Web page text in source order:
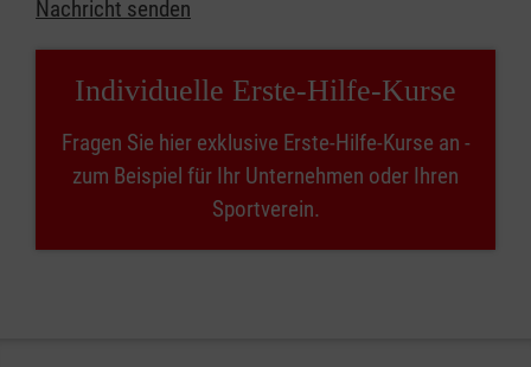
Nachricht senden
Individuelle Erste-Hilfe-Kurse
Fragen Sie hier exklusive Erste-Hilfe-Kurse an -
zum Beispiel für Ihr Unternehmen oder Ihren
Sportverein.